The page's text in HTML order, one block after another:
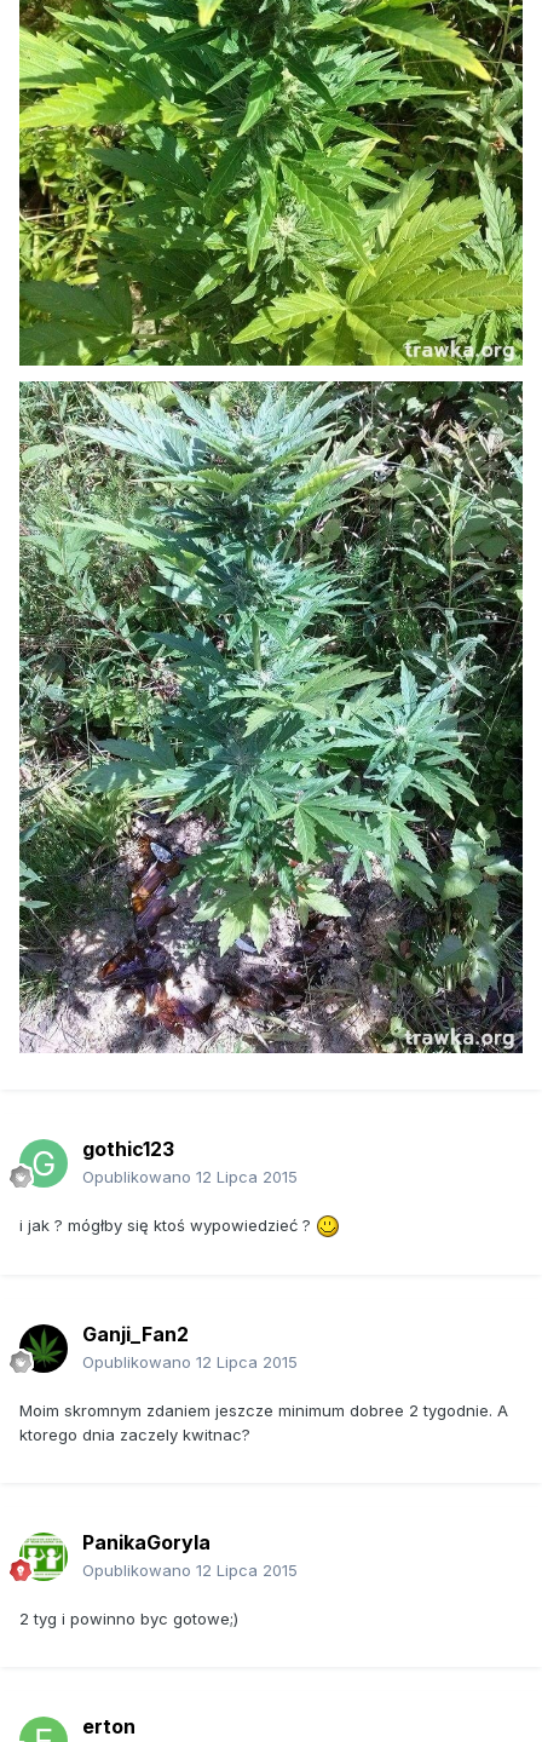
gothic123
Opublikowano 12 Lipca 2015
i jak ? mógłby się ktoś wypowiedzieć ?
Ganji_Fan2
Opublikowano 12 Lipca 2015
Moim skromnym zdaniem jeszcze minimum dobree 2 tygodnie. A
ktorego dnia zaczely kwitnac?
PanikaGoryla
Opublikowano 12 Lipca 2015
2 tyg i powinno byc gotowe;)
erton